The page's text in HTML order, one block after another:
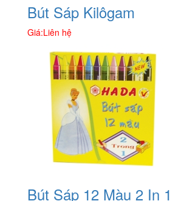
Bút Sáp Kilôgam
Giá:Liên hệ
Bút Sáp 12 Màu 2 In 1